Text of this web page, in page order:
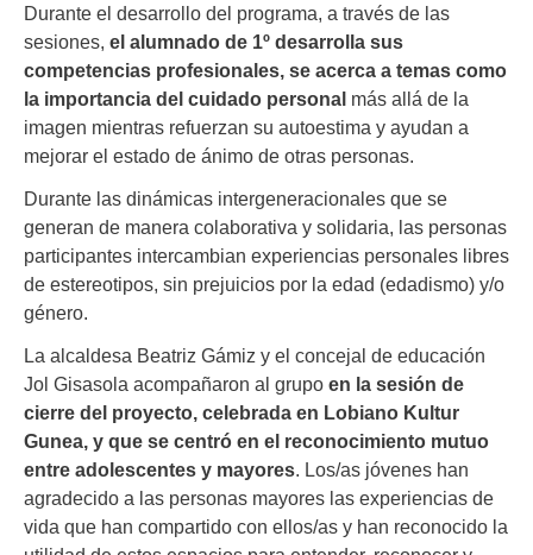
Durante el desarrollo del programa, a través de las
sesiones, el alumnado de 1º desarrolla sus
competencias profesionales, se acerca a temas como
la importancia del cuidado personal más allá de la
imagen mientras refuerzan su autoestima y ayudan a
mejorar el estado de ánimo de otras personas.
Durante las dinámicas intergeneracionales que se
generan de manera colaborativa y solidaria, las personas
participantes intercambian experiencias personales libres
de estereotipos, sin prejuicios por la edad (edadismo) y/o
género.
La alcaldesa Beatriz Gámiz y el concejal de educación
Jol Gisasola acompañaron al grupo en la sesión de
cierre del proyecto, celebrada en Lobiano Kultur
Gunea, y que se centró en el reconocimiento mutuo
entre adolescentes y mayores. Los/as jóvenes han
agradecido a las personas mayores las experiencias de
vida que han compartido con ellos/as y han reconocido la